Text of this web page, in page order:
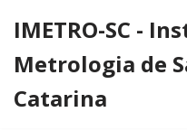
para
o
IMETRO-SC -
Metrologia de
Catarina